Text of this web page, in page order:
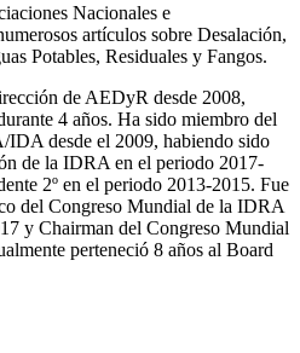
Nacionales e
artículos sobre Desalación,
Potables, Residuales y Fangos.
de AEDyR desde 2008,
4 años. Ha sido miembro del
desde el 2009, habiendo sido
de la IDRA en el periodo 2017-
2º en el periodo 2013-2015. Fue
del Congreso Mundial de la IDRA
y Chairman del Congreso Mundial
perteneció 8 años al Board